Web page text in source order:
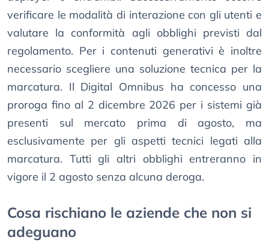
verificare le modalità di interazione con gli utenti e
valutare la conformità agli obblighi previsti dal
regolamento. Per i contenuti generativi è inoltre
necessario scegliere una soluzione tecnica per la
marcatura. Il Digital Omnibus ha concesso una
proroga fino al 2 dicembre 2026 per i sistemi già
presenti sul mercato prima di agosto, ma
esclusivamente per gli aspetti tecnici legati alla
marcatura. Tutti gli altri obblighi entreranno in
vigore il 2 agosto senza alcuna deroga.
Cosa rischiano le aziende che non si
adeguano